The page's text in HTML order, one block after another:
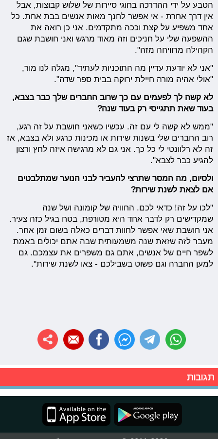
הטבע על ידי ההדרכה בחוגי סיירות של שלוש קבוצות, אבל
אין דרך אחרת - אי אפשר לחנך מאות אנשים בבת אחת. כל
אחד משפיע על קצת וככה מתקדמים. אני כן רואה את
ההשפעה שלי על חניכים וזה מאוד מרגש ואני חושבת שגם
הקהילה מרוויחה מזה".
"אני לא יודעת עדיין מה התוכניות לעתיד", מגלה לנו מור,
"אולי אהיה מורה חיילת ירוקה בבית ספר שדה".
לא קשה לך לפעמים עם כך שרוב החברים שלך כבר בצבא,
בעוד שאת תתגייסי רק בעוד שנה?
"ממש לא קשה לי עם זה. עכשיו כשאני חושבת על זה רגע,
רוב החברים שלי בשנות שירות או מכינות כרגע ולא בצבא, אז
זה לא רלוונטי לי כל כך. אני גם לא מרגישה איזה לחץ ורצון
להגיע כבר לצבא".
ולסיום, מה המסר שתרצי להעביר לבני הנוער שמתלבטים
אם לצאת לשנת שירות?
"לכו על זה! כדאי לכם. החוויה של קומונה ושל שנה
שמקדישים רק לדבר אחד היא מטורפת, בטח בגיל כזה צעיר.
אני חושבת שאי אפשר לחוות דברים כאלה בשום זמן אחר.
מעבר לזה שזאת שנה משמעותית שבה אתם יכולים באמת
לשפר חיים של אנשים, אתם גם משפרים את עצמכם. גם
למען החברה וגם פשוט בשבילכם - צאו לשנת שירות".
תגובות